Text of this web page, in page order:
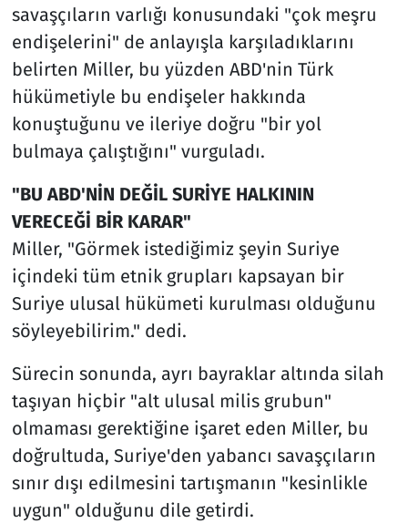
savaşçıların varlığı konusundaki "çok meşru
endişelerini" de anlayışla karşıladıklarını
belirten Miller, bu yüzden ABD'nin Türk
hükümetiyle bu endişeler hakkında
konuştuğunu ve ileriye doğru "bir yol
bulmaya çalıştığını" vurguladı.
"BU ABD'NİN DEĞİL SURİYE HALKININ
VERECEĞİ BİR KARAR"
Miller, "Görmek istediğimiz şeyin Suriye
içindeki tüm etnik grupları kapsayan bir
Suriye ulusal hükümeti kurulması olduğunu
söyleyebilirim." dedi.
Sürecin sonunda, ayrı bayraklar altında silah
taşıyan hiçbir "alt ulusal milis grubun"
olmaması gerektiğine işaret eden Miller, bu
doğrultuda, Suriye'den yabancı savaşçıların
sınır dışı edilmesini tartışmanın "kesinlikle
uygun" olduğunu dile getirdi.